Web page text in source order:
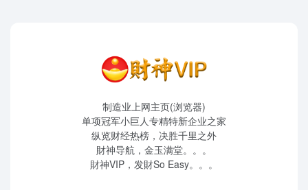
制造业上网主页(浏览器)
单项冠军小巨人专精特新企业之家
纵览财经热榜，决胜千里之外
財神导航，金玉满堂。。。
財神VIP，发財So Easy。。。